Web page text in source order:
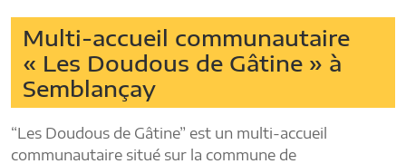
Multi-accueil communautaire
« Les Doudous de Gâtine » à
Semblançay
“Les Doudous de Gâtine” est un multi-accueil
communautaire situé sur la commune de